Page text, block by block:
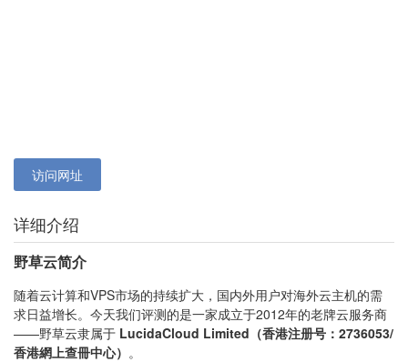
访问网址
详细介绍
野草云简介
随着云计算和VPS市场的持续扩大，国内外用户对海外云主机的需
求日益增长。今天我们评测的是一家成立于2012年的老牌云服务商
——野草云隶属于 LucidaCloud Limited（香港注册号：2736053/
香港網上查冊中心） 。